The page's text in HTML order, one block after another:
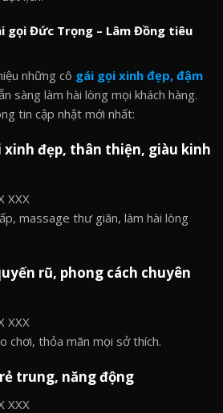
gọi Đức Trọng – Lâm Đồng tiêu
những cô gái gọi xinh đẹp, đậm
sàng làm hài lòng mọi khách hàng.
tin cập nhật mới nhất:
xinh đẹp, thân thiện, giàu kinh
XXX
massage thư giãn, làm hài lòng
rũ, phong cách chuyên
XXX
chơi, thỏa mãn mọi sở thích.
trung, năng động
XXX